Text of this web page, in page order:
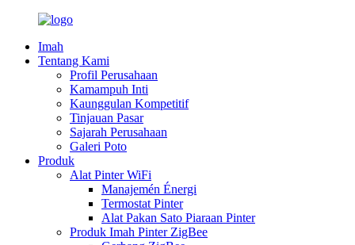
Imah
Tentang Kami
Profil Perusahaan
Kamampuh Inti
Kaunggulan Kompetitif
Tinjauan Pasar
Sajarah Perusahaan
Galeri Poto
Produk
Alat Pinter WiFi
Manajemén Énergi
Termostat Pinter
Alat Pakan Sato Piaraan Pinter
Produk Imah Pinter ZigBee